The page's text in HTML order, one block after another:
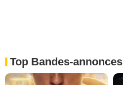
Top Bandes-annonces